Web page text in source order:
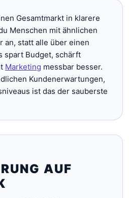
Gesamtmarkt in klarere
Menschen mit ähnlichen
an, statt alle über einen
spart Budget, schärft
Marketing messbar besser.
Kundenerwartungen,
ist das der sauberste
AUF